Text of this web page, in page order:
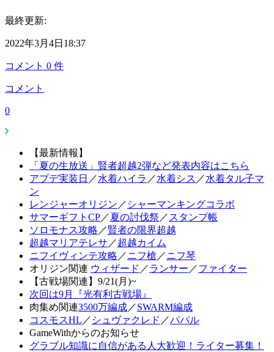
最終更新:
2022年3月4日18:37
コメント 0 件
コメント
0
【最新情報】
「夏の生放送」賢者超越2弾など発表内容はこちら
アプデ実装日 ／水着ハイラ ／水着シス ／水着タル子マ
ン
レンジャーオリジン ／ シャーマンキングコラボ
サマーギフトCP／夏の討伐祭 ／ スタンプ帳
ソロモナス攻略 ／賢者の限界超越
超越マリアテレサ ／超越カイム
ニフイヴィンテ攻略 ／ニフ槍 ／ニフ琴
オリジン関連 ウィザード ／ランサー ／ファイター
【古戦場関連】9/21(月)~
次回は9月『光有利古戦場』
肉集め関連3500万編成／SWARM編成
コスモスHL ／ シュヴァクレド ／パパル
GameWithからのお知らせ
グラブル知識に自信がある人大歓迎！ライター募集！